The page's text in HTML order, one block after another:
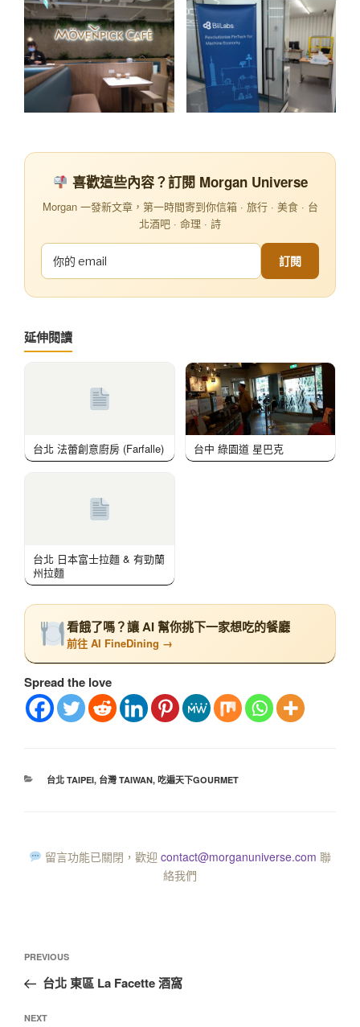
喜歡這些內容？訂閱 Morgan Universe
Morgan 一發新文章，第一時間寄到你信箱 · 旅行 · 美食 · 台
北酒吧 · 命理 · 詩
訂閱
延伸閱讀
台北 法蕾創意廚房 (Farfalle) 台中 綠園道 星巴克
台北 日本富士拉麵 & 有勁蘭
州拉麵
看餓了嗎？讓 AI 幫你挑下一家想吃的餐廳
前往 AI FineDining →
Spread the love
台北 TAIPEI, 台灣 TAIWAN, 吃遍天下GOURMET
留言功能已關閉，歡迎 contact@morganuniverse.com 聯
絡我們
PREVIOUS
台北 東區 La Facette 酒窩
NEXT